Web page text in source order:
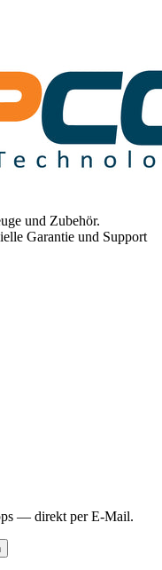
und Zubehör.
Garantie und Support
— direkt per E-Mail.